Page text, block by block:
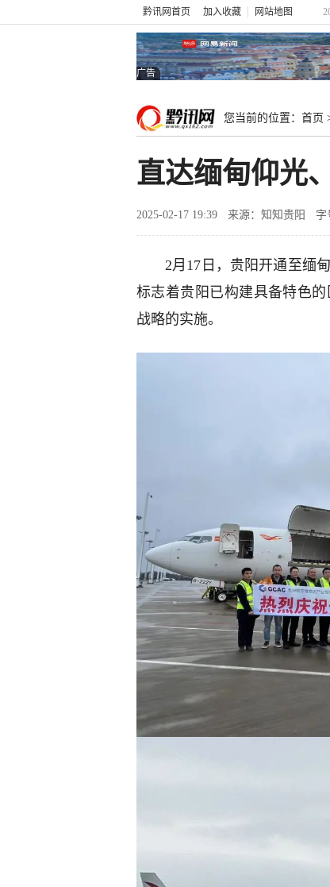
黔讯网首页 加入收藏 网站地图
广告
您当前的位置： 首页
直达缅甸仰光
2025-02-17 19:39 来源：知知贵阳 字
2月17日，贵阳开通至缅
标志着贵阳已构建具备特色
战略的实施。